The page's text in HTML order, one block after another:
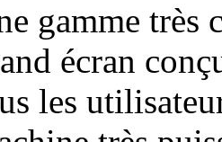
gamme très
écran
les